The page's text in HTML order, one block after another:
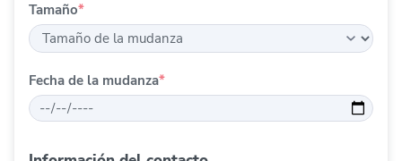
Tamaño*
Fecha de la mudanza*